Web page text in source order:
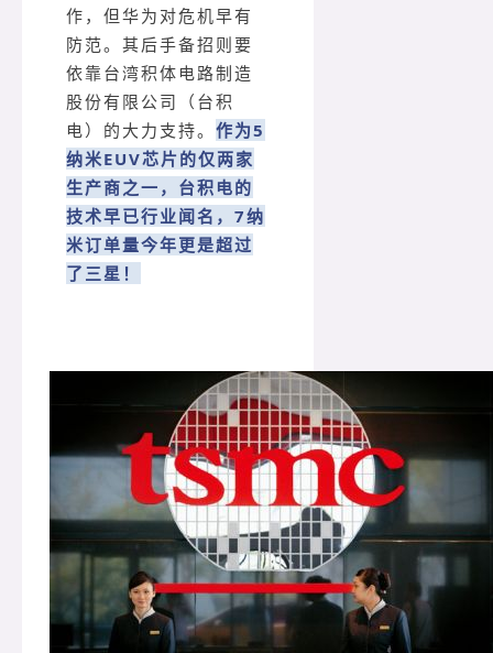
作，但华为对危机早有
防范。其后手备招则要
依靠台湾积体电路制造
股份有限公司（台积
电）的大力支持。 作为5
纳米EUV芯片的仅两家
生产商之一，台积电的
技术早已行业闻名，7纳
米订单量今年更是超过
了三星！